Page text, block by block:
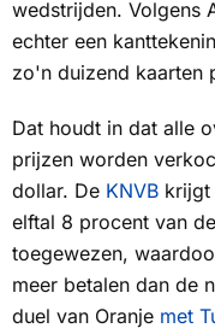
wedstrijden. Volgens
echter een
zo'n duizend kaarten
Dat houdt in dat alle
prijzen worden
dollar. De KNVB krijgt
elftal 8 procent van
toegewezen,
meer betalen dan de
duel van Oranje met